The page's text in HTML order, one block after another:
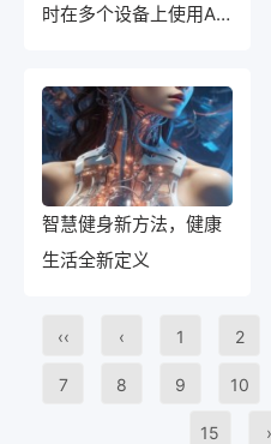
时在多个设备上使用AI
智慧健身新方法，健康
生活全新定义
‹‹ ‹ 1 2
7 8 9 10
15 ›